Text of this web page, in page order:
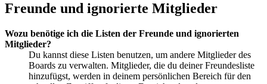
Freunde und ignorierte Mitglieder
Wozu benötige ich die Listen der Freunde und ignorierten
Mitglieder?
Du kannst diese Listen benutzen, um andere Mitglieder des
Boards zu verwalten. Mitglieder, die du deiner Freundesliste
hinzufügst, werden in deinem persönlichen Bereich für den